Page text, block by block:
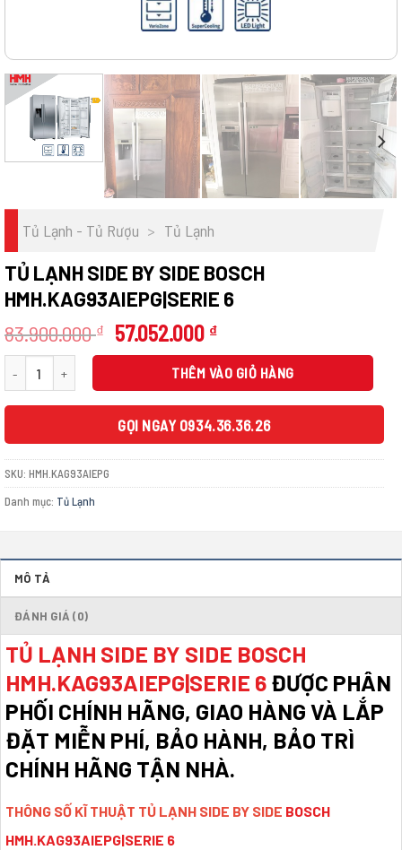
Tủ Lạnh - Tủ Rượu > Tủ Lạnh
TỦ LẠNH SIDE BY SIDE BOSCH
HMH.KAG93AIEPG|SERIE 6
83.900.000₫
Giá
gốc
83.900.000 ₫.
57.052.000 ₫Giá
hiện
tại
là:
57.052.000 ₫.
Tủ lạnh side by side BOSCH HMH.KAG93AIEPG|Serie 6 số lượng
THÊM VÀO GIỎ HÀNG
GỌI NGAY 0934.36.36.26
SKU: HMH.KAG93AIEPG
Danh mục: Tủ Lạnh
MÔ TẢ
ĐÁNH GIÁ (0)
TỦ LẠNH SIDE BY SIDE BOSCH
HMH.KAG93AIEPG|SERIE 6 ĐƯỢC PHÂN
PHỐI CHÍNH HÃNG, GIAO HÀNG VÀ LẮP
ĐẶT MIỄN PHÍ, BẢO HÀNH, BẢO TRÌ
CHÍNH HÃNG TẬN NHÀ.
THÔNG SỐ KĨ THUẬT TỦ LẠNH SIDE BY SIDE BOSCH
HMH.KAG93AIEPG|SERIE 6